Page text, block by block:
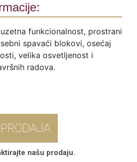
funkcionalnost, prostrani
spavaći blokovi, osećaj
velika osvetljenost i
radova.
PRODAJA
našu prodaju.